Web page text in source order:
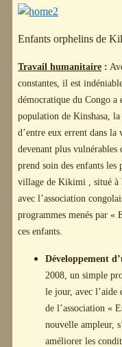
Enfants orphelins de
Travail humanitaire :
constantes, il est
démocratique du Congo
population de Kinshasa,
d’entre eux errent dans
devenant plus
prend soin des enfants les
village de Kikimi , situé à
avec l’association
programmes menés par «
ces enfants.
Développement
2008, un simple
le jour, avec l’aide
de l’association «
nouvelle ampleur,
améliorer les